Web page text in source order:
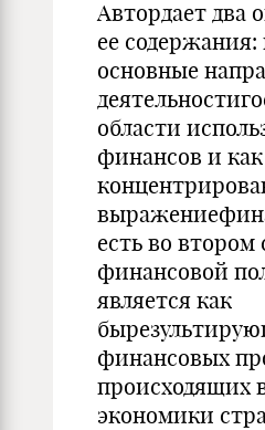
Автордает два
ее содержания:
основные
области
финансов и как
есть во втором
финансовой
является как
финансовых
происходящих
экономики